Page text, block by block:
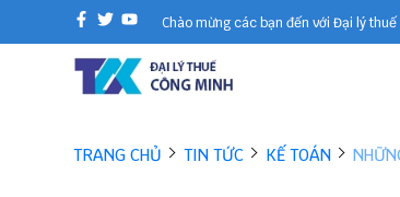
Chào mừng các bạn đến với Đại lý thuế
TRANG CHỦ TIN TỨC KẾ TOÁN